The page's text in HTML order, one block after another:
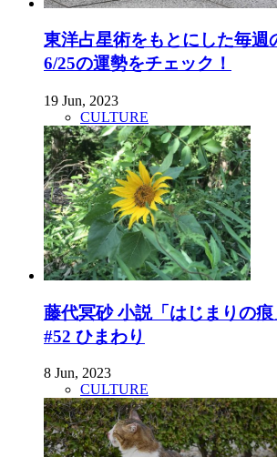
東洋占星術をもとにした毎週
6/25の運勢をチェック！
19 Jun, 2023
CULTURE
藤代冥砂 小説「はじまりの
#52 ひまわり
8 Jun, 2023
CULTURE